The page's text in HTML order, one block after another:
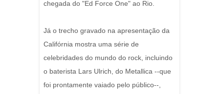
chegada do "Ed Force One" ao Rio.
Já o trecho gravado na apresentação da
Califórnia mostra uma série de
celebridades do mundo do rock, incluindo
o baterista Lars Ulrich, do Metallica --que
foi prontamente vaiado pelo público--,